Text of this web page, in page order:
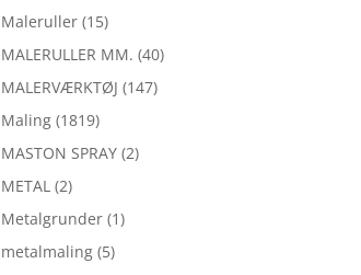
Maleruller (15)
MALERULLER MM. (40)
MALERVÆRKTØJ (147)
Maling (1819)
MASTON SPRAY (2)
METAL (2)
Metalgrunder (1)
metalmaling (5)